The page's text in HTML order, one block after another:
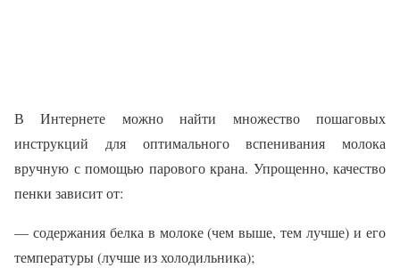
В Интернете можно найти множество пошаговых
инструкций для оптимального вспенивания молока
вручную с помощью парового крана. Упрощенно, качество
пенки зависит от:
— содержания белка в молоке (чем выше, тем лучше) и его
температуры (лучше из холодильника);